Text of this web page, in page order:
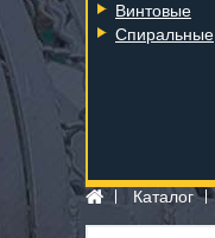
Винтовые
Спиральные
Каталог